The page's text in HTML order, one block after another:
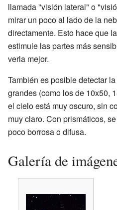
llamada "visión lateral" o
mirar un poco al lado de la
directamente. Esto hace que
estimule las partes más
verla mejor.
También es posible detectar
grandes (como los de 10x50,
el cielo está muy oscuro, sin
muy claro. Con prismáticos,
poco borrosa o difusa.
Galería de